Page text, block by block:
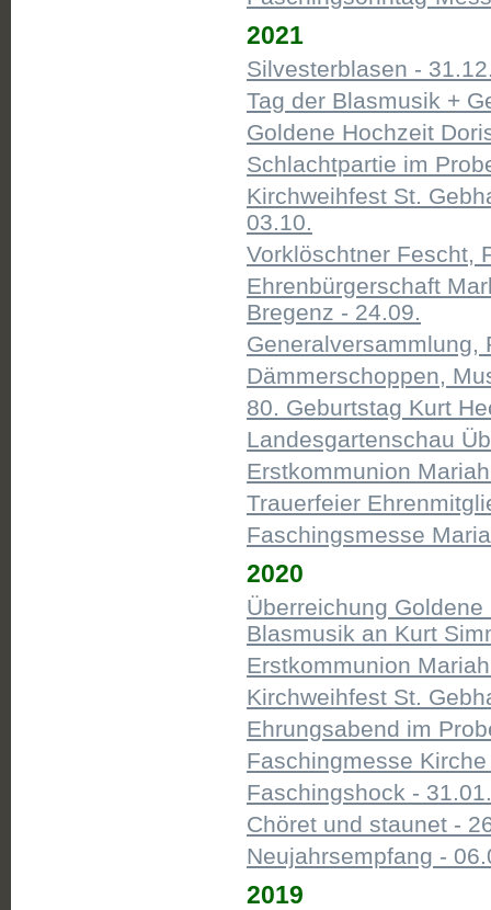
2021
Silvesterblasen -
Tag der Blasmusik +
Goldene Hochzeit
Schlachtpartie im
Kirchweihfest St.
03.10.
Vorklöschtner Fescht,
Ehrenbürgerschaft
Bregenz - 24.09.
Generalversammlung,
Dämmerschoppen,
80. Geburtstag Kurt
Landesgartenschau
Erstkommunion
Trauerfeier
Faschingsmesse
2020
Überreichung
Blasmusik an Kurt
Erstkommunion
Kirchweihfest St.
Ehrungsabend im
Faschingmesse
Faschingshock - 31.01.
Chöret und staunet -
Neujahrsempfang -
2019